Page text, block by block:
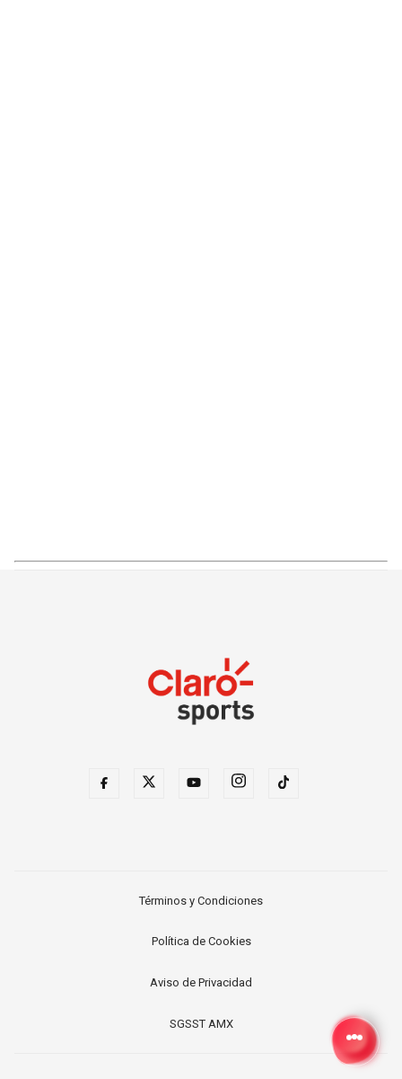
Términos y Condiciones
Política de Cookies
Aviso de Privacidad
SGSST AMX